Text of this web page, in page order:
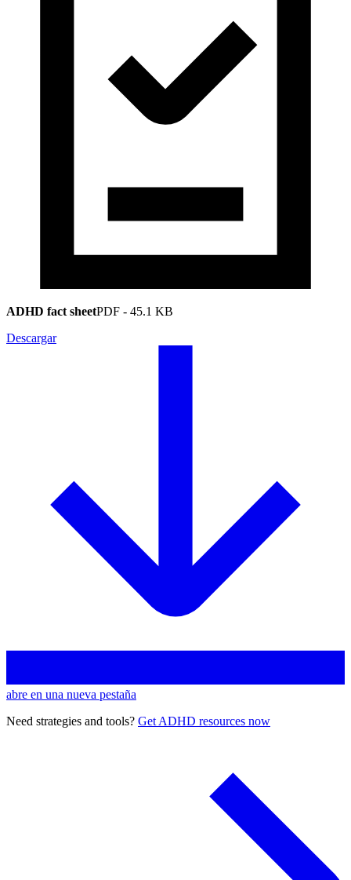
ADHD fact sheetPDF - 45.1 KB
Descargar
abre en una nueva pestaña
Need strategies and tools? Get ADHD resources now